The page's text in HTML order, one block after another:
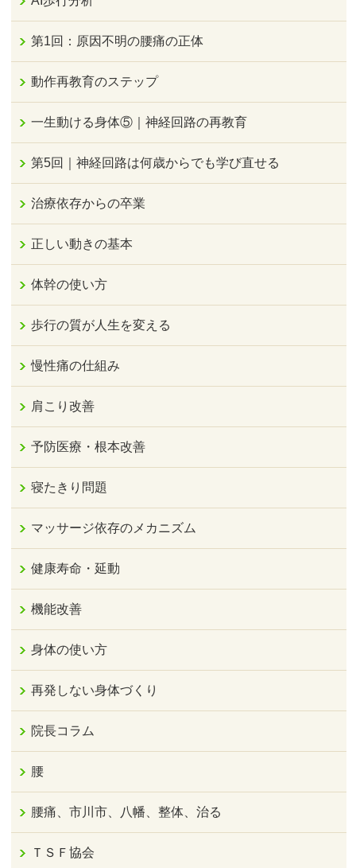
第1回：原因不明の腰痛の正体
動作再教育のステップ
一生動ける身体⑤｜神経回路の再教育
第5回｜神経回路は何歳からでも学び直せる
治療依存からの卒業
正しい動きの基本
体幹の使い方
歩行の質が人生を変える
慢性痛の仕組み
肩こり改善
予防医療・根本改善
寝たきり問題
マッサージ依存のメカニズム
健康寿命・延動
機能改善
身体の使い方
再発しない身体づくり
院長コラム
腰
腰痛、市川市、八幡、整体、治る
ＴＳＦ協会